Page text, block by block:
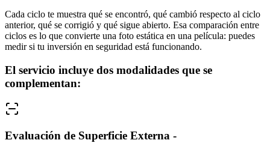
Cada ciclo te muestra qué se encontró, qué cambió respecto al ciclo
anterior, qué se corrigió y qué sigue abierto. Esa comparación entre
ciclos es lo que convierte una foto estática en una película: puedes
medir si tu inversión en seguridad está funcionando.
El servicio incluye dos modalidades que se
complementan:
Evaluación de Superficie Externa -